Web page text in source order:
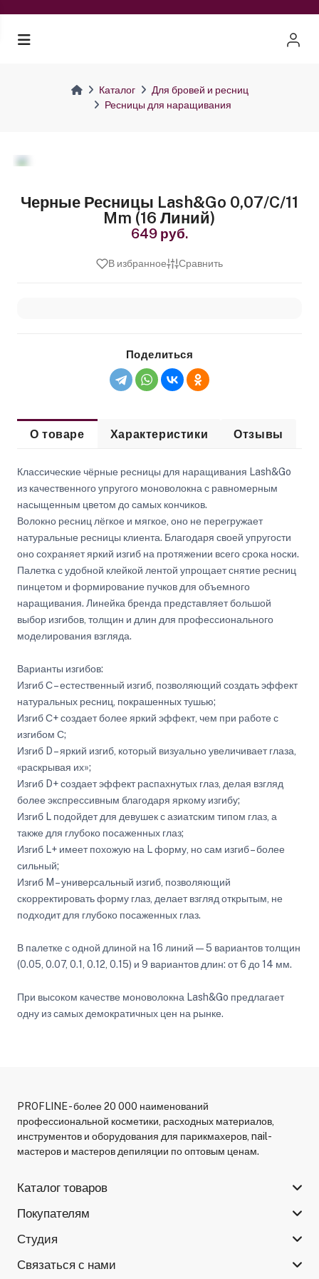
Каталог
Для бровей и ресниц
Ресницы для наращивания
Черные Ресницы Lash&Go 0,07/C/11
Mm (16 Линий)
649 руб.
В избранное Сравнить
Поделиться
О товаре Характеристики Отзывы
Классические чёрные ресницы для наращивания Lash&Go
из качественного упругого моноволокна с равномерным
насыщенным цветом до самых кончиков.
Волокно ресниц лёгкое и мягкое, оно не перегружает
натуральные ресницы клиента. Благодаря своей упругости
оно сохраняет яркий изгиб на протяжении всего срока носки.
Палетка с удобной клейкой лентой упрощает снятие ресниц
пинцетом и формирование пучков для объемного
наращивания. Линейка бренда представляет большой
выбор изгибов, толщин и длин для профессионального
моделирования взгляда.
Варианты изгибов:
Изгиб С – естественный изгиб, позволяющий создать эффект
натуральных ресниц, покрашенных тушью;
Изгиб С+ создает более яркий эффект, чем при работе с
изгибом С;
Изгиб D – яркий изгиб, который визуально увеличивает глаза,
«раскрывая их»;
Изгиб D+ создает эффект распахнутых глаз, делая взгляд
более экспрессивным благодаря яркому изгибу;
Изгиб L подойдет для девушек с азиатским типом глаз, а
также для глубоко посаженных глаз;
Изгиб L+ имеет похожую на L форму, но сам изгиб – более
сильный;
Изгиб M – универсальный изгиб, позволяющий
скорректировать форму глаз, делает взгляд открытым, не
подходит для глубоко посаженных глаз.
В палетке с одной длиной на 16 линий — 5 вариантов толщин
(0.05, 0.07, 0.1, 0.12, 0.15) и 9 вариантов длин: от 6 до 14 мм.
При высоком качестве моноволокна Lash&Go предлагает
одну из самых демократичных цен на рынке.
PROFLINE - более 20 000 наименований
профессиональной косметики, расходных материалов,
инструментов и оборудования для парикмахеров, nail-
мастеров и мастеров депиляции по оптовым ценам.
Каталог товаров
Покупателям
Студия
Связаться с нами